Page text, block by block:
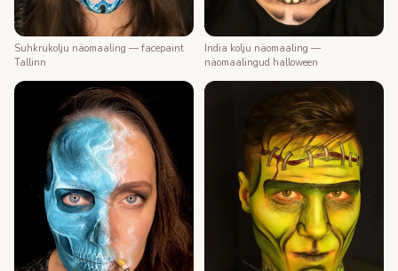
Suhkrukolju näomaaling — facepaint
Tallinn
India kolju näomaaling —
näomaalingud halloween